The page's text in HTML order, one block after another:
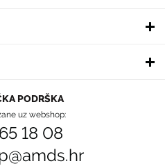
PODRŠKA
uz webshop:
18 08